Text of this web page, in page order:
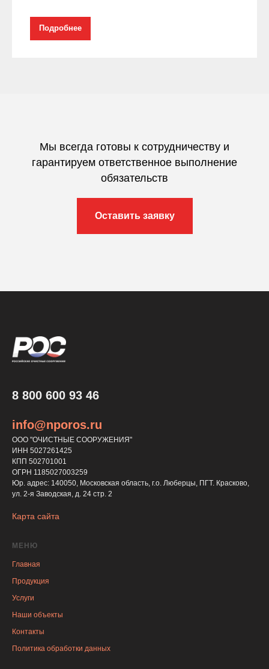
Подробнее
Мы всегда готовы к сотрудничеству и
гарантируем ответственное выполнение
обязательств
Оставить заявку
8 800 600 93 46
info@nporos.ru
ООО "ОЧИСТНЫЕ СООРУЖЕНИЯ"
ИНН 5027261425
КПП 502701001
ОГРН 1185027003259
Юр. адрес: 140050, Московская область, г.о. Люберцы, ПГТ. Красково,
ул. 2-я Заводская, д. 24 стр. 2
Карта сайта
МЕНЮ
Главная
Продукция
Услуги
Наши объекты
Контакты
Политика обработки данных